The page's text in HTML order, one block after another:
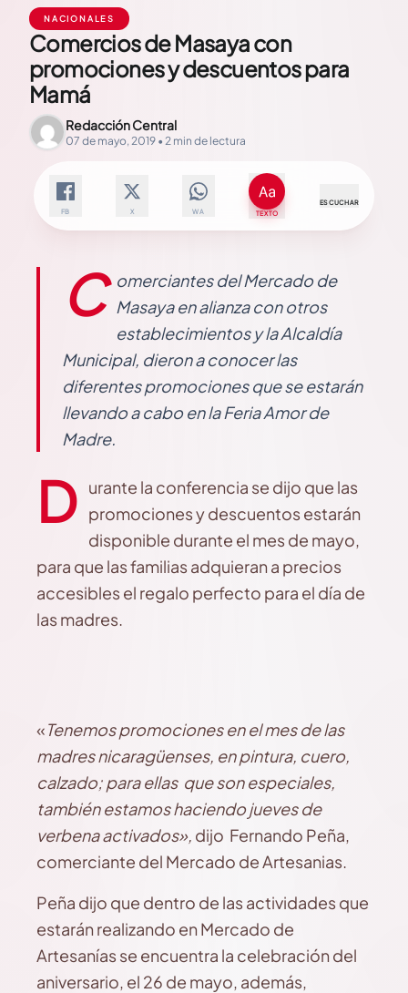
NACIONALES
Comercios de Masaya con
promociones y descuentos para
Mamá
Redacción Central
07 de mayo, 2019 • 2 min de lectura
FB X WA TEXTO
ESCUCHAR
C
omerciantes del Mercado de
Masaya en alianza con otros
establecimientos y la Alcaldía
Municipal, dieron a conocer las
diferentes promociones que se estarán
llevando a cabo en la Feria Amor de
Madre.
D urante la conferencia se dijo que las
promociones y descuentos estarán
disponible durante el mes de mayo,
para que las familias adquieran a precios
accesibles el regalo perfecto para el día de
las madres.
«Tenemos promociones en el mes de las
madres nicaragüenses, en pintura, cuero,
calzado; para ellas que son especiales,
también estamos haciendo jueves de
verbena activados», dijo Fernando Peña,
comerciante del Mercado de Artesanias.
Peña dijo que dentro de las actividades que
estarán realizando en Mercado de
Artesanías se encuentra la celebración del
aniversario, el 26 de mayo, además,